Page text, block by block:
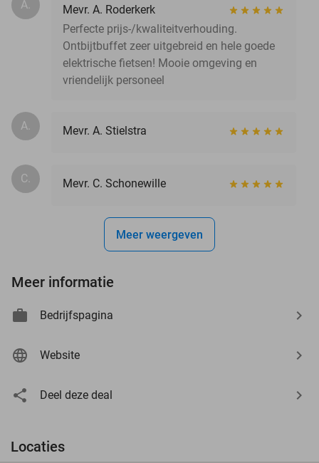
A.
Mevr. A. Roderkerk
Perfecte prijs-/kwaliteitverhouding.
Ontbijtbuffet zeer uitgebreid en hele goede
elektrische fietsen! Mooie omgeving en
vriendelijk personeel
A. Mevr. A. Stielstra
C. Mevr. C. Schonewille
Meer weergeven
Meer informatie
Bedrijfspagina
Website
Deel deze deal
Locaties